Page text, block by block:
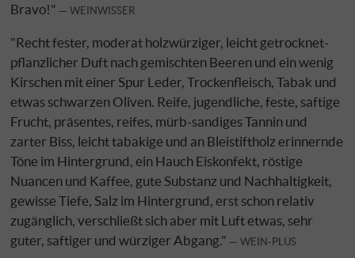
Bravo!"
WEINWISSER
"Recht fester, moderat holzwürziger, leicht getrocknet-
pflanzlicher Duft nach gemischten Beeren und ein wenig
Kirschen mit einer Spur Leder, Trockenfleisch, Tabak und
etwas schwarzen Oliven. Reife, jugendliche, feste, saftige
Frucht, präsentes, reifes, mürb-sandiges Tannin und
zarter Biss, leicht tabakige und an Bleistiftholz erinnernde
Töne im Hintergrund, ein Hauch Eiskonfekt, röstige
Nuancen und Kaffee, gute Substanz und Nachhaltigkeit,
gewisse Tiefe, Salz im Hintergrund, erst schon relativ
zugänglich, verschließt sich aber mit Luft etwas, sehr
guter, saftiger und würziger Abgang."
WEIN-PLUS